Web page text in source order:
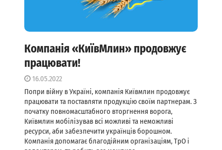
Компанія «КиївМлин» продовжує
працювати!
16.05.2022
Попри війну в Україні, компанія Київмлин продовжує
працювати та поставляти продукцію своїм партнерам. З
початку повномасштабного вторгнення ворога,
Київмлин мобілізував всі можливі та неможливі
ресурси, аби забезпечити українців борошном.
Компанія допомагає благодійним організаціям, ТрО і